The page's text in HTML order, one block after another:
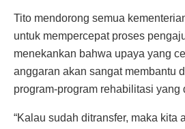
Tito mendorong semua
untuk mempercepat proses
menekankan bahwa upaya yang
anggaran akan sangat membantu
program-program rehabilitasi yang
“Kalau sudah ditransfer, maka kita